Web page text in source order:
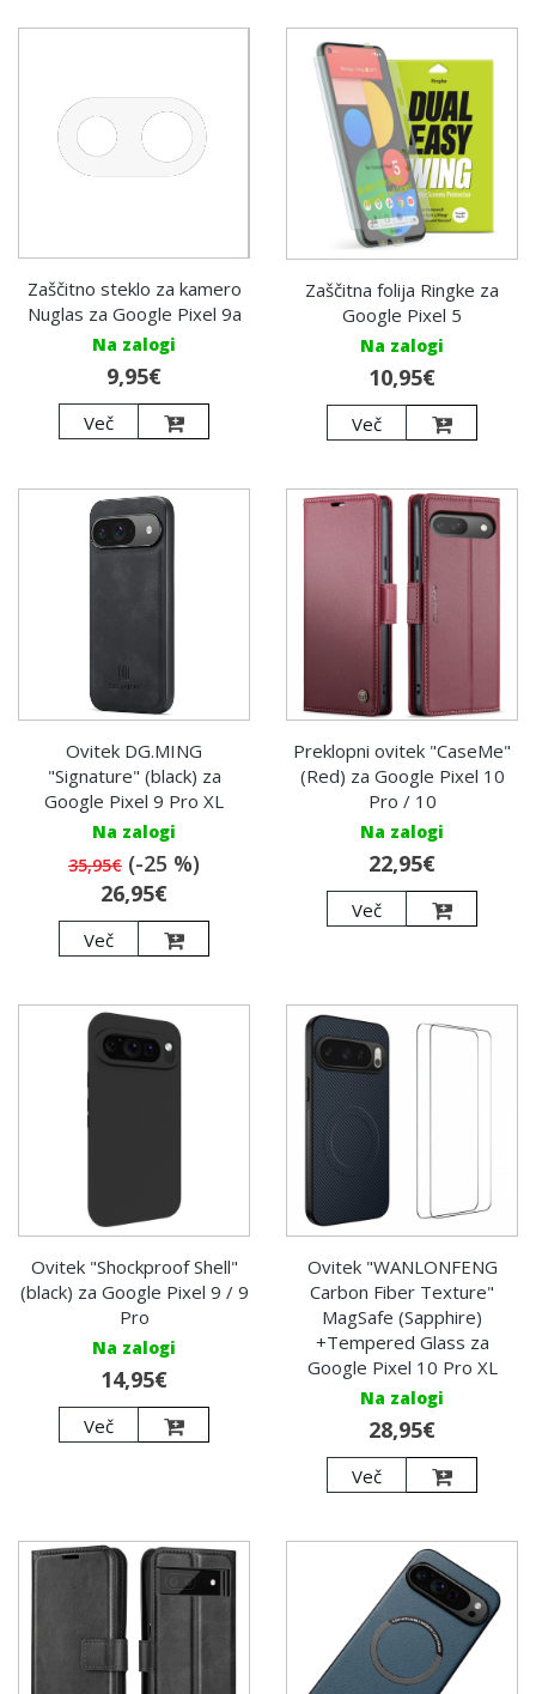
Zaščitno steklo za kamero
Nuglas za Google Pixel 9a
Na zalogi
9,95€
Več
Zaščitna folija Ringke za
Google Pixel 5
Na zalogi
10,95€
Več
Ovitek DG.MING
"Signature" (black) za
Google Pixel 9 Pro XL
Na zalogi
35,95€ (-25 %)
26,95€
Več
Preklopni ovitek "CaseMe"
(Red) za Google Pixel 10
Pro / 10
Na zalogi
22,95€
Več
Ovitek "Shockproof Shell"
(black) za Google Pixel 9 / 9
Pro
Na zalogi
14,95€
Več
Ovitek "WANLONFENG
Carbon Fiber Texture"
MagSafe (Sapphire)
+Tempered Glass za
Google Pixel 10 Pro XL
Na zalogi
28,95€
Več